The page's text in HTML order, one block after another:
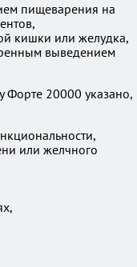
пищеварения на
кишки или желудка,
выведением
20000 указано,
или желчного